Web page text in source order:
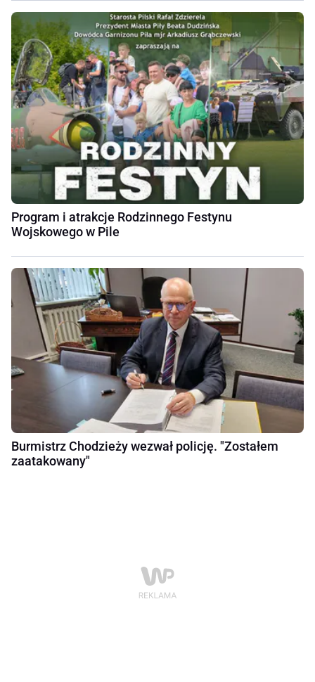
Program i atrakcje Rodzinnego Festynu
Wojskowego w Pile
Burmistrz Chodzieży wezwał policję. "Zostałem
zaatakowany"